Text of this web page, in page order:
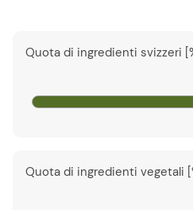
Quota di ingredienti svizzeri
Quota di ingredienti vegetali